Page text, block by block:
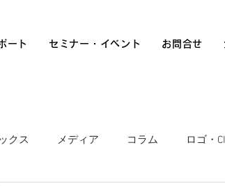
ート セミナー・イベント お問合せ
クス メディア コラム ロゴ・CI